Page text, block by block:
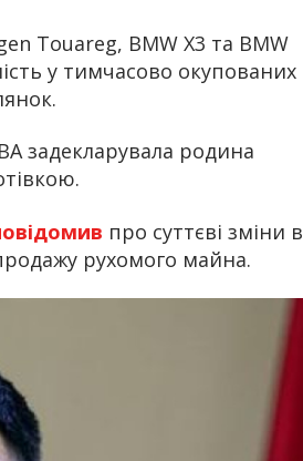
Touareg, BMW X3 та BMW
у тимчасово окупованих
задекларувала родина
про суттєві зміни в
рухомого майна.